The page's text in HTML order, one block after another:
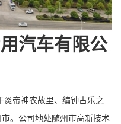
汽车有限公
帝神农故里、编钟古乐之
。公司地处随州市高新技术